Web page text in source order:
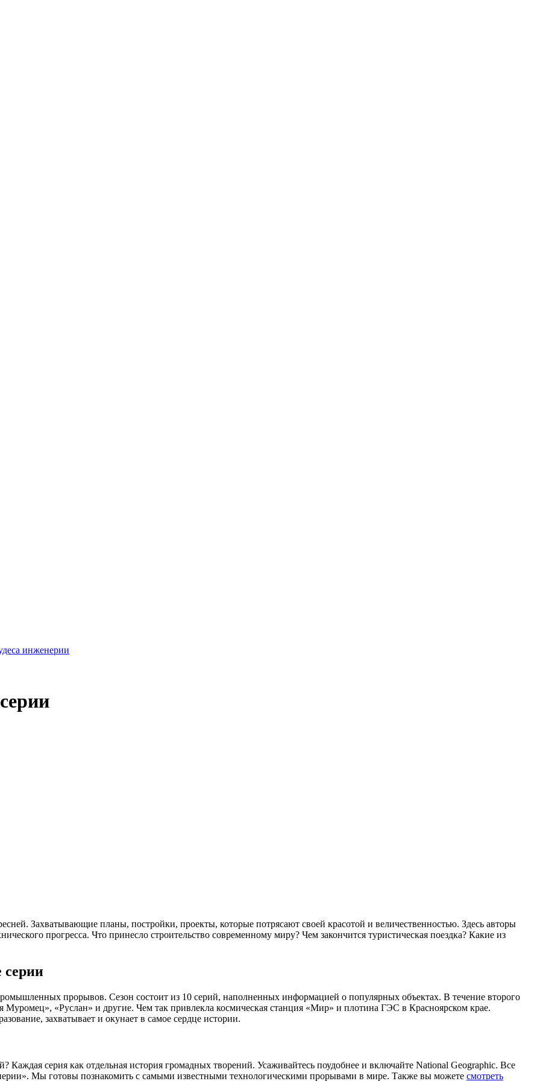
инженерии
Захватывающие планы, постройки, проекты, которые потрясают своей красотой и величественностью. Здесь авторы
прогресса. Что принесло строительство современному миру? Чем закончится туристическая поездка? Какие из
серии
прорывов. Сезон состоит из 10 серий, наполненных информацией о популярных объектах. В течение второго
Муромец», «Руслан» и другие. Чем так привлекла космическая станция «Мир» и плотина ГЭС в Красноярском крае.
захватывает и окунает в самое сердце истории.
Каждая серия как отдельная история громадных творений. Усаживайтесь поудобнее и включайте National Geographic. Все
Мы готовы познакомить с самыми известными технологическими прорывами в мире. Также вы можете смотреть